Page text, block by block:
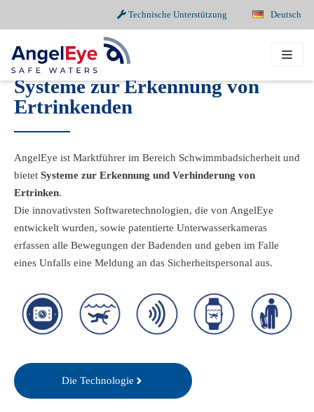
Technische Unterstützung Deutsch
Inhalt
springen
Systeme zur Erkennung von
Ertrinkenden
AngelEye ist Marktführer im Bereich Schwimmbadsicherheit und
bietet Systeme zur Erkennung und Verhinderung von
Ertrinken.
Die innovativsten Softwaretechnologien, die von AngelEye
entwickelt wurden, sowie patentierte Unterwasserkameras
erfassen alle Bewegungen der Badenden und geben im Falle
eines Unfalls eine Meldung an das Sicherheitspersonal aus.
Durchsuchung Unfall Erkennung Mitteilung Rettung
Die Technologie